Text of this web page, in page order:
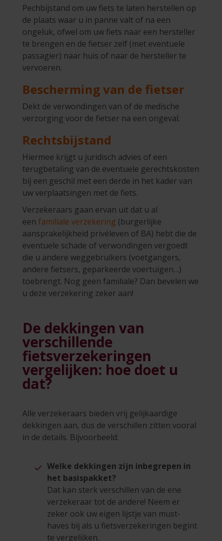
Pechbijstand om uw fiets te laten herstellen op
de plaats waar u in panne valt of na een
ongeluk, ofwel om uw fiets naar een hersteller
te brengen en de fietser zelf (met eventuele
passagier) naar huis of naar de hersteller te
vervoeren.
Bescherming van de fietser
Dekt de verwondingen van of de medische
verzorging voor de fietser na een ongeval.
Rechtsbijstand
Hiermee krijgt u juridisch advies of een
terugbetaling van de eventuele gerechtskosten
bij een geschil met een derde in het kader van
uw verplaatsingen met de fiets.
Verzekeraars gaan ervan uit dat u al
een familiale verzekering (burgerlijke
aansprakelijkheid privéleven of BA) hebt die de
eventuele schade of verwondingen vergoedt
die u andere weggebruikers (voetgangers,
andere fietsers, geparkeerde voertuigen…)
toebrengt. Nog geen familiale? Dan bevelen we
u deze verzekering zeker aan!
De dekkingen van
verschillende
fietsverzekeringen
vergelijken: hoe doet u
dat?
Alle verzekeraars bieden vrij gelijkaardige
dekkingen aan, dus de verschillen zitten vooral
in de details. Bijvoorbeeld:
Welke dekkingen zijn inbegrepen in
het basispakket?
Dat kan sterk verschillen van de ene
verzekeraar tot de andere! Neem er
zeker ook uw eigen lijstje van must-
haves bij als u fietsverzekeringen begint
te vergelijken.